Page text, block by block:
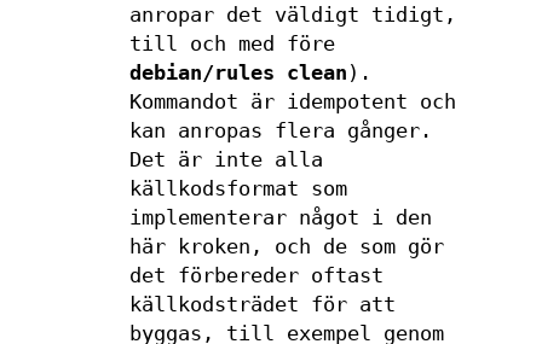
anropar det väldigt tidigt,
till och med före
debian/rules clean ).
Kommandot är idempotent och
kan anropas flera gånger.
Det är inte alla
källkodsformat som
implementerar något i den
här kroken, och de som gör
det förbereder oftast
källkodsträdet för att
byggas, till exempel genom